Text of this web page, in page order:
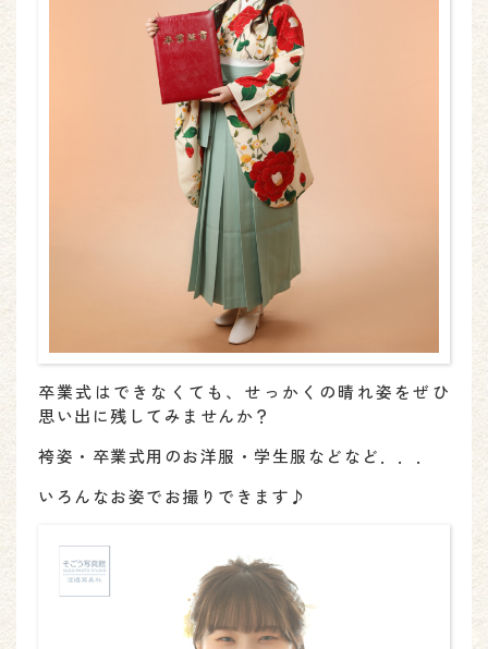
卒業式はできなくても、せっかくの晴れ姿をぜひ
思い出に残してみませんか？
袴姿・卒業式用のお洋服・学生服などなど．．．
いろんなお姿でお撮りできます♪